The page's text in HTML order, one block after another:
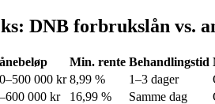
DNB forbrukslån vs.
Min. rente Behandlingstid
000 kr 8,99 % 1–3 dager
000 kr 16,99 % Samme dag